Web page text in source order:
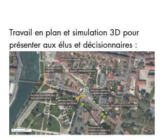
Travail en plan et simulation 3D pour
présenter aux élus et décisionnaires :